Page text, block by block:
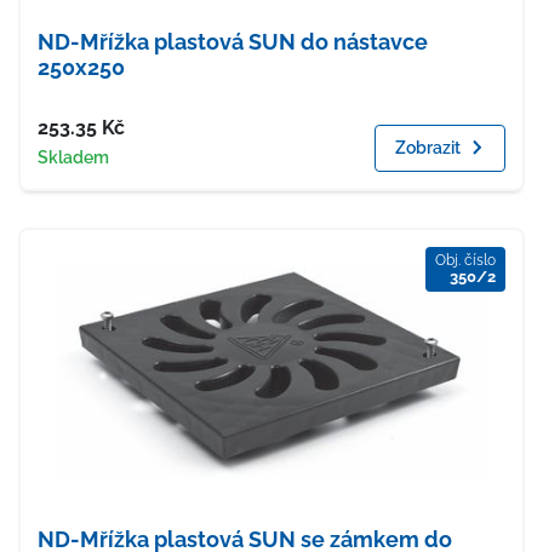
ND-Mřížka plastová SUN do nástavce
250x250
Cena
253.35 Kč
Dostupnost
Skladem Zobrazit
Obj. číslo
350/2
ND-Mřížka plastová SUN se zámkem do